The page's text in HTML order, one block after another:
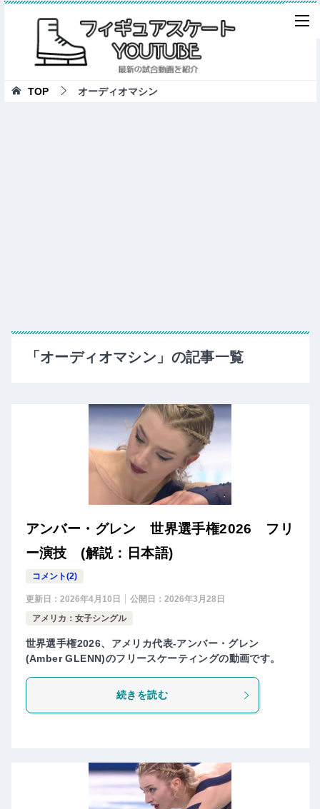
TOP オーディオマシン
「オーディオマシン」の記事一覧
アンバー・グレン 世界選手権2026 フリ
ー演技 (解説：日本語)
コメント(2)
更新日： 2026年4月10日 公開日： 2026年3月28日
アメリカ：女子シングル
世界選手権2026、アメリカ代表-アンバー・グレン
(Amber GLENN)のフリースケーティングの動画です。
続きを読む